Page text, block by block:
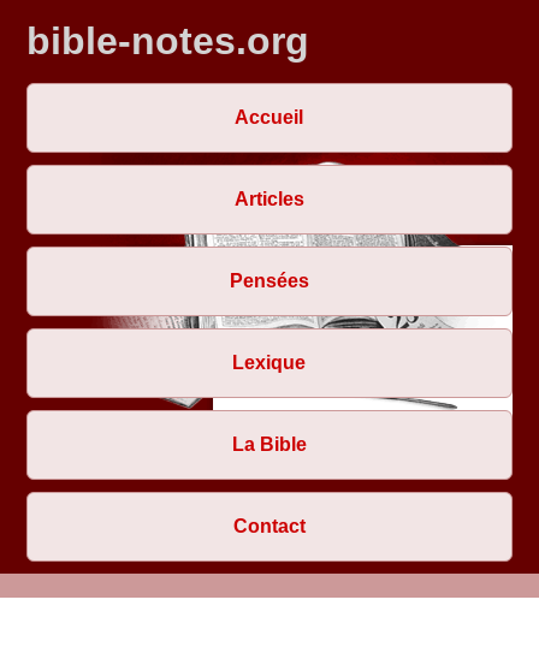
bible-notes.org
Accueil
Articles
Pensées
Lexique
La Bible
Contact